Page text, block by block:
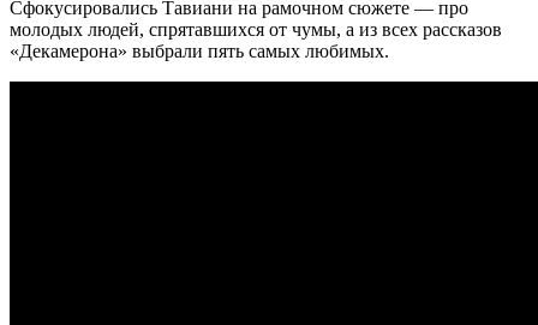
Сфокусировались Тавиани на рамочном сюжете — про
молодых людей, спрятавшихся от чумы, а из всех рассказов
«Декамерона» выбрали пять самых любимых.